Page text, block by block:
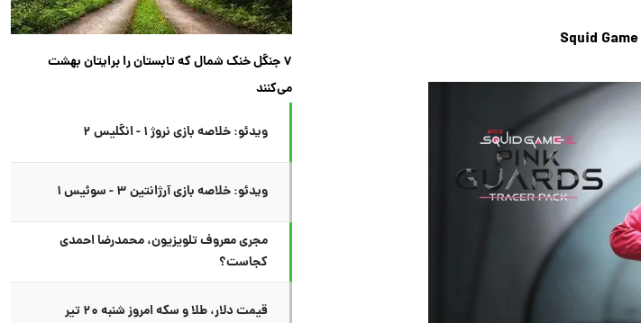
۷ جنگل خنک شمال که تابستان را برایتان بهشت
می‌کنند
ویدئو: خلاصه بازی نروژ ۱ - انگلیس ۲
ویدئو: خلاصه بازی آرژانتین ۳ - سوئیس ۱
مجری معروف تلویزیون، محمدرضا احمدی
کجاست؟
قیمت دلار، طلا و سکه امروز شنبه ۲۰ تیر